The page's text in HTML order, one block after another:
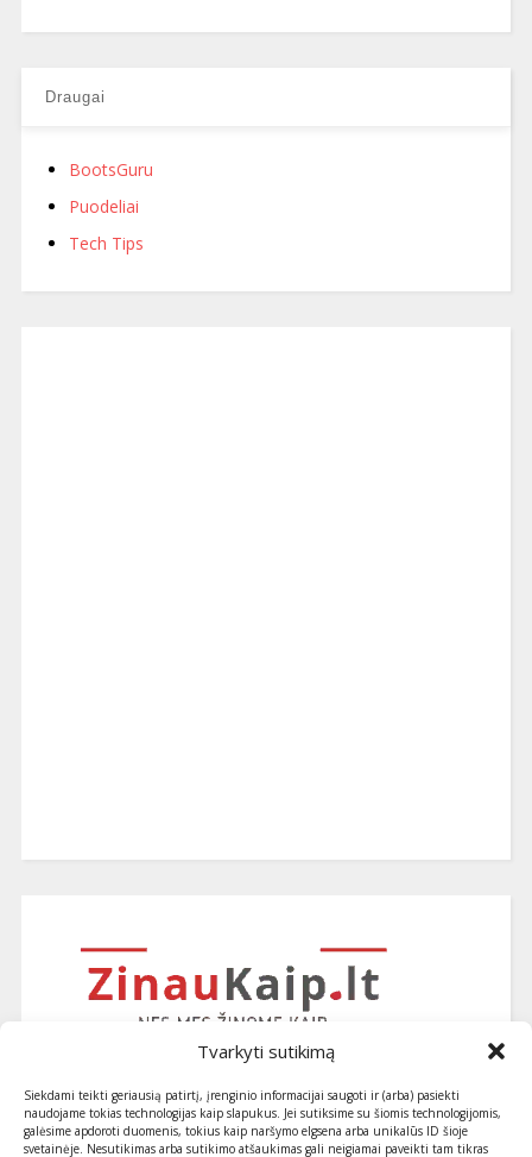
Tvarkyti sutikimą
Siekdami teikti geriausią patirtį, įrenginio informacijai saugoti ir (arba) pasiekti
naudojame tokias technologijas kaip slapukus. Jei sutiksime su šiomis technologijomis,
galėsime apdoroti duomenis, tokius kaip naršymo elgsena arba unikalūs ID šioje
svetainėje. Nesutikimas arba sutikimo atšaukimas gali neigiamai paveikti tam tikras
Draugai
BootsGuru
Puodeliai
Tech Tips